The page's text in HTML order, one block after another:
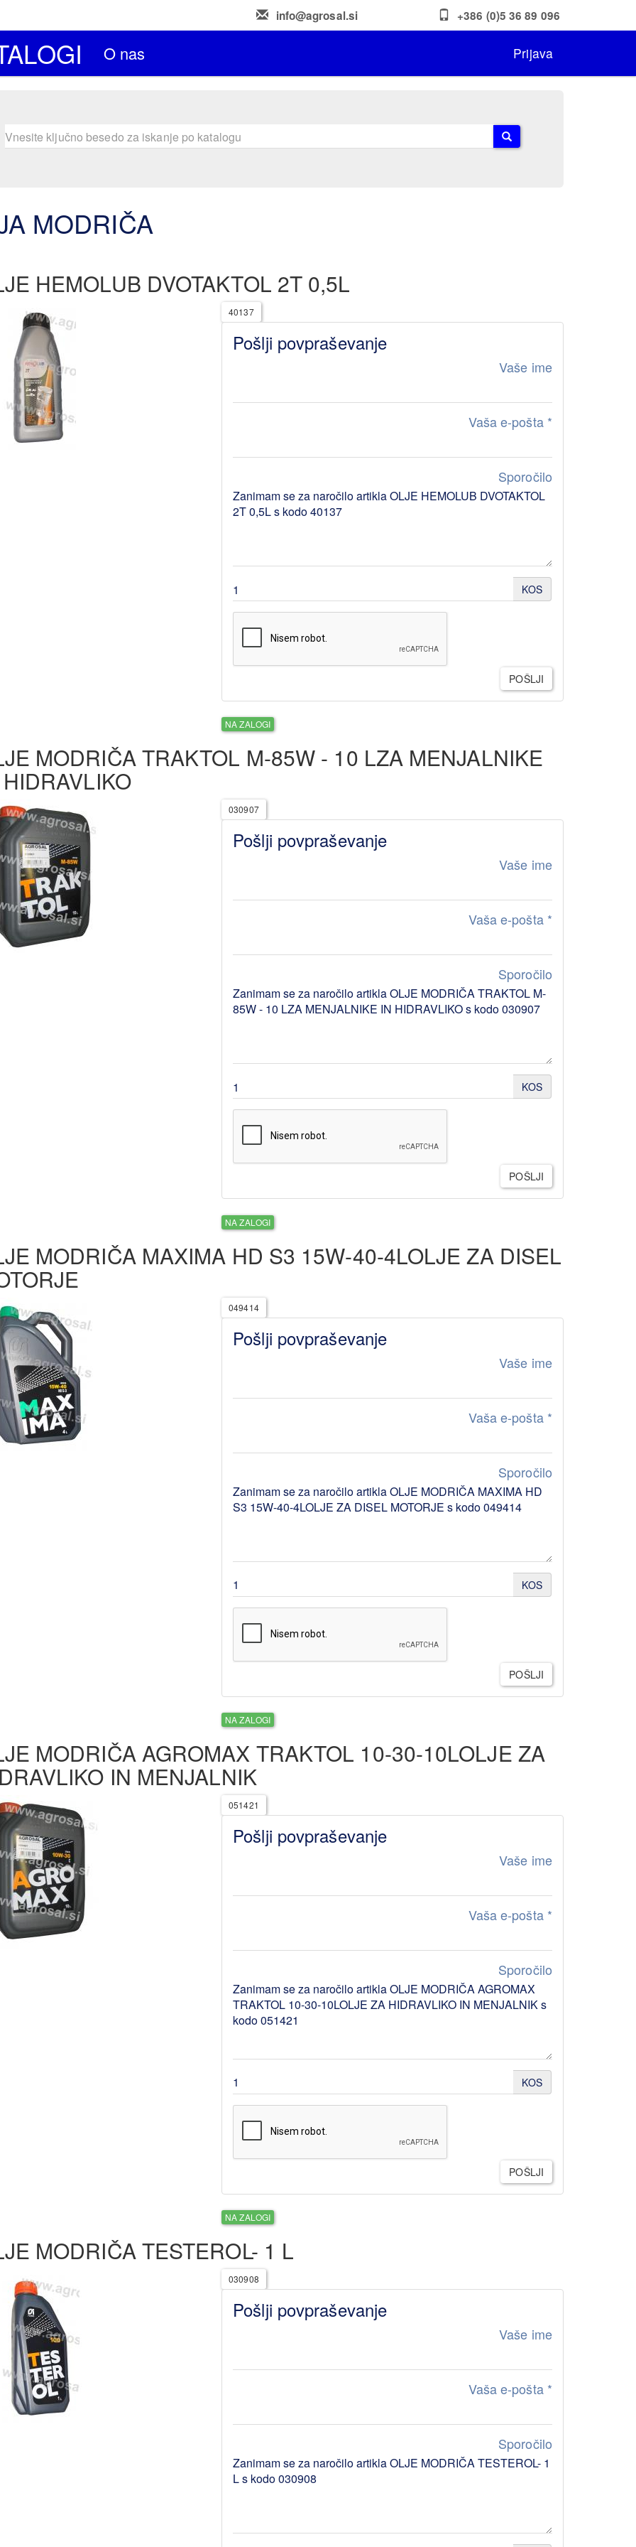
info@agrosal.si +386 (0)5 36 89 096
O nas Prijava
MODRIČA
HEMOLUB DVOTAKTOL 2T 0,5L
40137
Pošlji povpraševanje
Vaše ime
Vaša e-pošta *
Sporočilo
KOS
POŠLJI
NA ZALOGI
MODRIČA TRAKTOL M-85W - 10 LZA MENJALNIKE
030907
Pošlji povpraševanje
Vaše ime
Vaša e-pošta *
Sporočilo
KOS
POŠLJI
NA ZALOGI
MODRIČA MAXIMA HD S3 15W-40-4LOLJE ZA DISEL
049414
Pošlji povpraševanje
Vaše ime
Vaša e-pošta *
Sporočilo
KOS
POŠLJI
NA ZALOGI
MODRIČA AGROMAX TRAKTOL 10-30-10LOLJE ZA
IN MENJALNIK
051421
Pošlji povpraševanje
Vaše ime
Vaša e-pošta *
Sporočilo
KOS
POŠLJI
NA ZALOGI
MODRIČA TESTEROL- 1 L
030908
Pošlji povpraševanje
Vaše ime
Vaša e-pošta *
Sporočilo